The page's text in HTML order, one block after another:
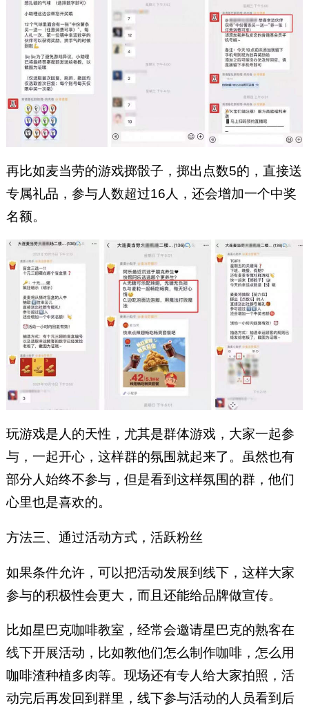
再比如麦当劳的游戏掷骰子，掷出点数5的，直接送
专属礼品，参与人数超过16人，还会增加一个中奖
名额。
玩游戏是人的天性，尤其是群体游戏，大家一起参
与，一起开心，这样群的氛围就起来了。虽然也有
部分人始终不参与，但是看到这样氛围的群，他们
心里也是喜欢的。
方法三、通过活动方式，活跃粉丝
如果条件允许，可以把活动发展到线下，这样大家
参与的积极性会更大，而且还能给品牌做宣传。
比如星巴克咖啡教室，经常会邀请星巴克的熟客在
线下开展活动，比如教他们怎么制作咖啡，怎么用
咖啡渣种植多肉等。现场还有专人给大家拍照，活
动完后再发回到群里，线下参与活动的人员看到后